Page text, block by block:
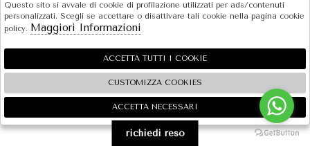
SOLE S.R.L.
SHOPPING
EXTRA
2026 SOLE S.R.L. - P.iva : 07456781215 Powered byAteliersocietàgruppo Zucchetti
🍪
richiedi reso
Questo sito si avvale di cookie di profilazione utilizzati per ads/contenuti
personalizzati. Scegli se accettare o disattivare tali cookie nella pagina cookie
policy. Maggiori Informazioni
ACCETTA TUTTI I COOKIE
CUSTOMIZZA COOKIES
ACCETTA NECESSARI